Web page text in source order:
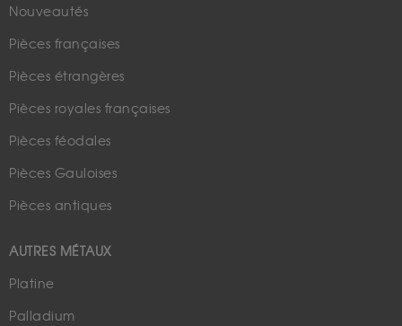
Nouveautés
Pièces françaises
Pièces étrangères
Pièces royales françaises
Pièces féodales
Pièces Gauloises
Pièces antiques
AUTRES MÉTAUX
Platine
Palladium